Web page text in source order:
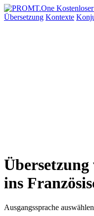
Übersetzung Kontexte
ins
Ausgangssprache auswählen